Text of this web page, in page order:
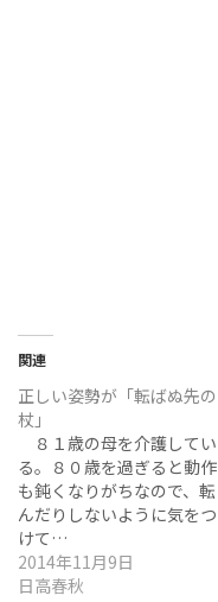
関連
正しい姿勢が「転ばぬ先の
杖」
８１歳の母を介護してい
る。８０歳を過ぎると動作
も鈍くなりがちなので、転
んだりしないように気をつ
けて…
2014年11月9日
日高春秋